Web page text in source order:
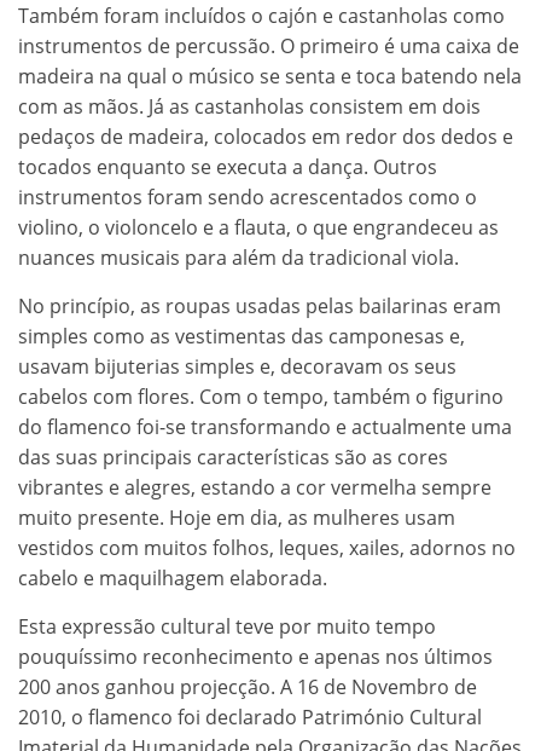
Também foram incluídos o cajón e castanholas como
instrumentos de percussão. O primeiro é uma caixa de
madeira na qual o músico se senta e toca batendo nela
com as mãos. Já as castanholas consistem em dois
pedaços de madeira, colocados em redor dos dedos e
tocados enquanto se executa a dança. Outros
instrumentos foram sendo acrescentados como o
violino, o violoncelo e a flauta, o que engrandeceu as
nuances musicais para além da tradicional viola.
No princípio, as roupas usadas pelas bailarinas eram
simples como as vestimentas das camponesas e,
usavam bijuterias simples e, decoravam os seus
cabelos com flores. Com o tempo, também o figurino
do flamenco foi-se transformando e actualmente uma
das suas principais características são as cores
vibrantes e alegres, estando a cor vermelha sempre
muito presente. Hoje em dia, as mulheres usam
vestidos com muitos folhos, leques, xailes, adornos no
cabelo e maquilhagem elaborada.
Esta expressão cultural teve por muito tempo
pouquíssimo reconhecimento e apenas nos últimos
200 anos ganhou projecção. A 16 de Novembro de
2010, o flamenco foi declarado Património Cultural